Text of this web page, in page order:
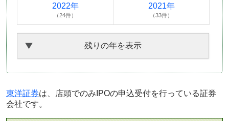
2022年
（24件）
2021年
（33件）
残りの年を表示
東洋証券は、店頭でのみIPOの申込受付を行っている証券
会社です。